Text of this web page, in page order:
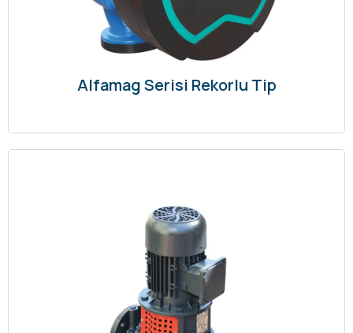
Alfamag Serisi Rekorlu Tip